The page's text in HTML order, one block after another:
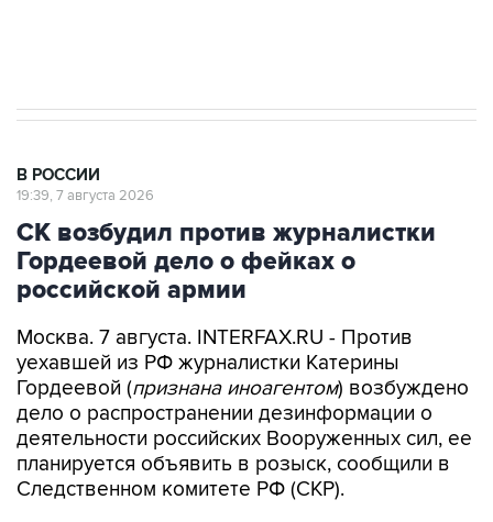
В РОССИИ
19:39, 7 августа 2026
СК возбудил против журналистки
Гордеевой дело о фейках о
российской армии
Москва. 7 августа. INTERFAX.RU - Против
уехавшей из РФ журналистки Катерины
Гордеевой (признана иноагентом) возбуждено
дело о распространении дезинформации о
деятельности российских Вооруженных сил, ее
планируется объявить в розыск, сообщили в
Следственном комитете РФ (СКР).